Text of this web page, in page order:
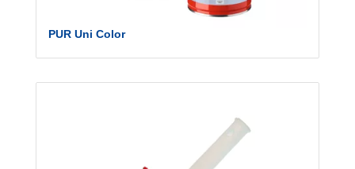
PUR Uni Color